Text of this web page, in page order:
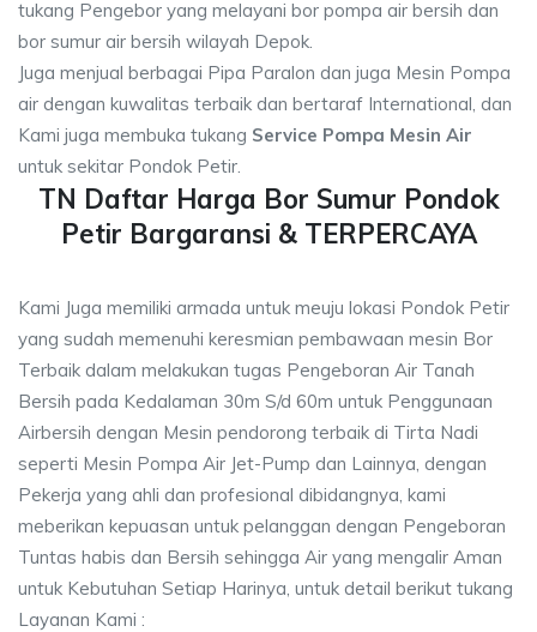
tukang Pengebor yang melayani bor pompa air bersih dan
bor sumur air bersih wilayah Depok.
Juga menjual berbagai Pipa Paralon dan juga Mesin Pompa
air dengan kuwalitas terbaik dan bertaraf International, dan
Kami juga membuka tukang Service Pompa Mesin Air
untuk sekitar Pondok Petir.
TN Daftar Harga Bor Sumur Pondok
Petir Bargaransi & TERPERCAYA
Kami Juga memiliki armada untuk meuju lokasi Pondok Petir
yang sudah memenuhi keresmian pembawaan mesin Bor
Terbaik dalam melakukan tugas Pengeboran Air Tanah
Bersih pada Kedalaman 30m S/d 60m untuk Penggunaan
Airbersih dengan Mesin pendorong terbaik di Tirta Nadi
seperti Mesin Pompa Air Jet-Pump dan Lainnya, dengan
Pekerja yang ahli dan profesional dibidangnya, kami
meberikan kepuasan untuk pelanggan dengan Pengeboran
Tuntas habis dan Bersih sehingga Air yang mengalir Aman
untuk Kebutuhan Setiap Harinya, untuk detail berikut tukang
Layanan Kami :